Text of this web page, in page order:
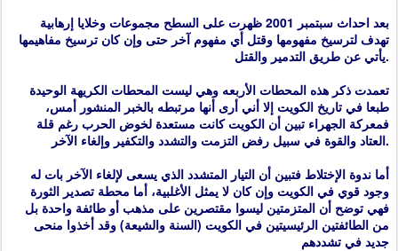
بعد احداث سبتمبر 2001 ظهرت على السطح مجموعات وخلايا إرهابية
تهدف لترسيخ مفهومها وقتل أي مفهوم آخر حتى وإن كان ترسيخ مفاهيمها
يأتي عن طريق التدمير والقتل.
تعمدت ذكر هذه المحطات الأربعه وهي ليست المحطات الكريهة الوحيدة
طبعا في تاريخ الكويت إلا أني أرى أنها مرتبطه بالخبر المنشور أمس،
فمعركة الجهراء تبين أن الكويت كانت مستعدة لخوض الحرب رغم قلة
العتاد والقوة في سبيل رفض التزمت والتشدد والتكفير وإلغاء الآخر.
أما ندوة الإختلاط فتبين أن التيار المتشدد الذي يسعى لإلغاء الآخر بات له
وجود قوي في الكويت وإن كان لا يمثل الأغلبية، أما محطة تصدير الثورة
فهي توضح أن المتزمتين ليسوا مقتصرين على مذهب أو طائفة واحدة بل
من الطائفتين الرئيسيتين في الكويت (السنة والشيعة) وقد أخذوا منحى
جديد في تشددهم